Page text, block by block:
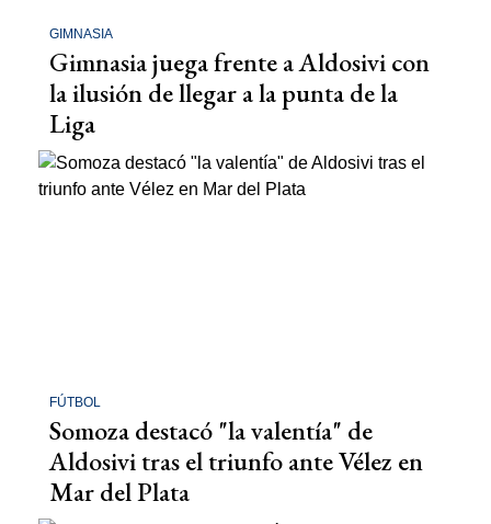
GIMNASIA
Gimnasia juega frente a Aldosivi con
la ilusión de llegar a la punta de la
Liga
FÚTBOL
Somoza destacó "la valentía" de
Aldosivi tras el triunfo ante Vélez en
Mar del Plata